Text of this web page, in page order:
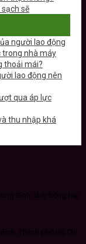
sẽ
người lao động
trong nhà máy
thoải mái?
lao động nên
qua áp lực
thu nhập khá